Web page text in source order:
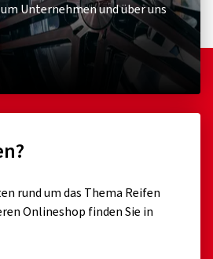
Unternehmen und über uns
rund um das Thema Reifen
Onlineshop finden Sie in